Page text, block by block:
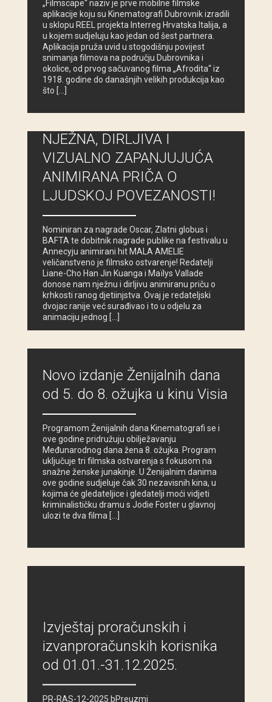
„Filmscape“ naziv je prve mobilne filmske
aplikacije koju su Kinematografi Dubrovnik izradili
u sklopu REEL projekta Interreg Hrvatska Italija, a
u kojem sudjeluju kao jedan od šest partnera.
Aplikacija pruža uvid u stogodišnju povijest
snimanja filmova na području Dubrovnika i
okolice, od prvog sačuvanog filma „Afrodita“ iz
1918. godine do današnjih velikih produkcija kao
što […]
NJEŽNA, DIRLJIVA I
VIZUALNO ZAPANJUJUĆA
ANIMIRANA PRIČA O
LJUDSKOJ POVEZANOSTI!
Nominiran za nagrade Oscar, Zlatni globus i
BAFTA te dobitnik nagrade publike na festivalu u
Annecyju animirani hit MALA AMELIE
veličanstveno je filmsko ostvarenje! Redatelji
Liane-Cho Han Jin Kuanga i Maïlys Vallade
donose nam nježnu i dirljivu animiranu priču o
krhkosti ranog djetiinjstva. Ovaj je redateljski
dvojac ranije već surađivao i to u odjelu za
animaciju jednog […]
Novo izdanje Ženijalnih dana
od 5. do 8. ožujka u kinu Visia
Programom Ženijalnih dana Kinematografi se i
ove godine pridružuju obilježavanju
Međunarodnog dana žena 8. ožujka. Program
uključuje tri filmska ostvarenja s fokusom na
snažne ženske junakinje. U Ženijalnim danima
ove godine sudjeluje čak 30 nezavisnih kina, u
kojima će gledateljice i gledatelji moći vidjeti
kriminalističku dramu s Jodie Foster u glavnoj
ulozi te dva filma […]
Izvještaj proračunskih i
izvanproračunskih korisnika
od 01.01.-31.12.2025.
PR-RAS-12-2025 bPreuzmi